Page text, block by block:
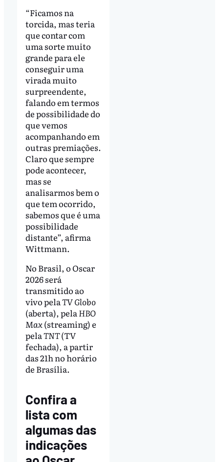
“Ficamos na
torcida, mas teria
que contar com
uma sorte muito
grande para ele
conseguir uma
virada muito
surpreendente,
falando em termos
de possibilidade do
que vemos
acompanhando em
outras premiações.
Claro que sempre
pode acontecer,
mas se
analisarmos bem o
que tem ocorrido,
sabemos que é uma
possibilidade
distante”, afirma
Wittmann.
No Brasil, o Oscar
2026 será
transmitido ao
vivo pelaTV Globo
(aberta), pela HBO
Max (streaming) e
pelaTNT(TV
fechada), a partir
das 21h no horário
de Brasília.
Confira a
lista com
algumas das
indicações